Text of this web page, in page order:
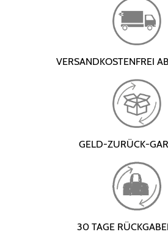
VERSANDKOSTENFREI
GELD-ZURÜCK-
30 TAGE